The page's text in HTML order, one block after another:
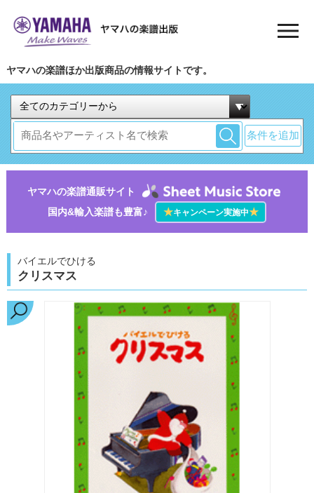
ヤマハの楽譜ほか出版商品の情報サイトです。
条件を追加
ヤマハの楽譜通販サイト
国内&輸入楽譜も豊富♪
★キャンペーン実施中★
バイエルでひける
クリスマス